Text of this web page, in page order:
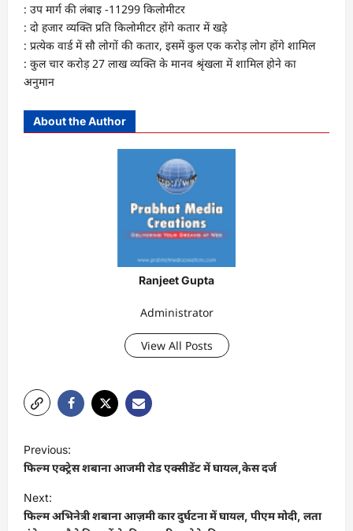
: उप मार्ग की लंबाइ -11299 किलोमीटर
: दो हजार व्यक्ति प्रति किलोमीटर होंगे कतार में खड़े
: प्रत्येक वार्ड में सौ लोगों की कतार, इसमें कुल एक करोड़ लोग होंगे शामिल
: कुल चार करोड़ 27 लाख व्यक्ति के मानव श्रृंखला में शामिल होने का
अनुमान
About the Author
Ranjeet Gupta
Administrator
View All Posts
o
s
t
Previous:
फिल्म एक्ट्रेस शबाना आजमी रोड एक्सीडेंट में घायल,केस दर्ज
Next:
फिल्म अभिनेत्री शबाना आज़मी कार दुर्घटना में घायल, पीएम मोदी, लता